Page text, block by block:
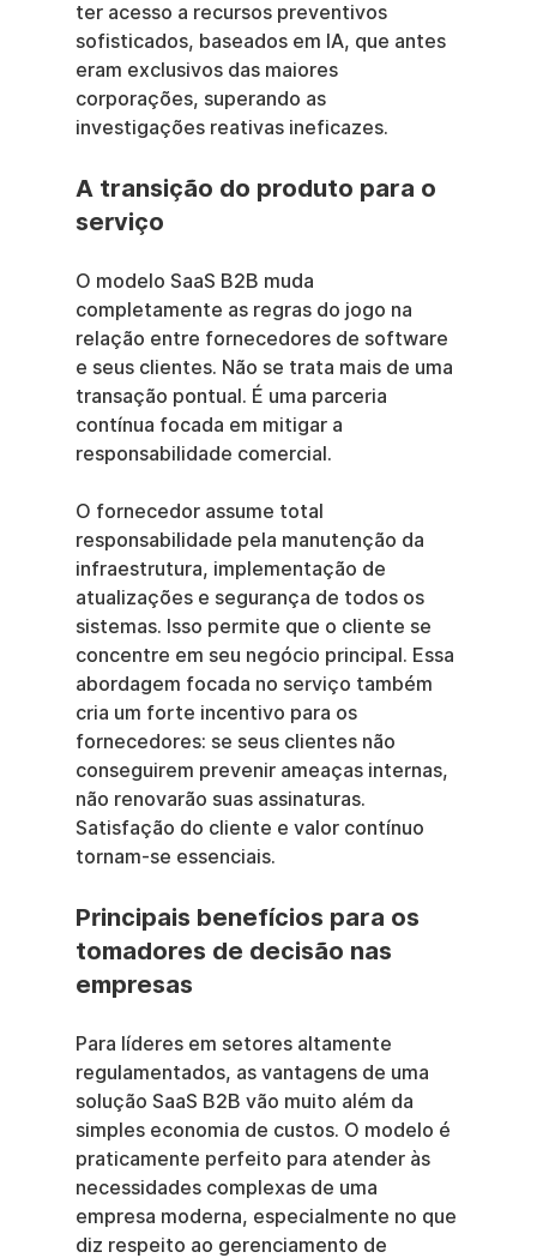
ter acesso a recursos preventivos
sofisticados, baseados em IA, que antes
eram exclusivos das maiores
corporações, superando as
investigações reativas ineficazes.
A transição do produto para o
serviço
O modelo SaaS B2B muda
completamente as regras do jogo na
relação entre fornecedores de software
e seus clientes. Não se trata mais de uma
transação pontual. É uma parceria
contínua focada em mitigar a
responsabilidade comercial.
O fornecedor assume total
responsabilidade pela manutenção da
infraestrutura, implementação de
atualizações e segurança de todos os
sistemas. Isso permite que o cliente se
concentre em seu negócio principal. Essa
abordagem focada no serviço também
cria um forte incentivo para os
fornecedores: se seus clientes não
conseguirem prevenir ameaças internas,
não renovarão suas assinaturas.
Satisfação do cliente e valor contínuo
tornam-se essenciais.
Principais benefícios para os
tomadores de decisão nas
empresas
Para líderes em setores altamente
regulamentados, as vantagens de uma
solução SaaS B2B vão muito além da
simples economia de custos. O modelo é
praticamente perfeito para atender às
necessidades complexas de uma
empresa moderna, especialmente no que
diz respeito ao gerenciamento de